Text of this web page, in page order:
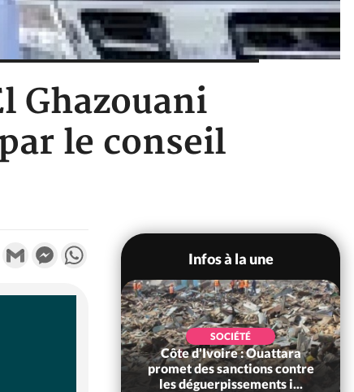
Ghazouani
le conseil
Email Gmail MessengerWhatsApp
Infos à la une
: Après le pari
anniversaire,
SOCIÉTÉ
Côte d'Ivoire : Ouattara
promet des sanctions contre
les déguerpissements i...